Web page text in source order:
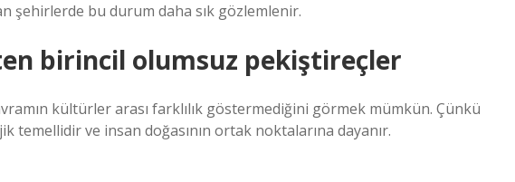
şehirlerde bu durum daha sık gözlemlenir.
birincil olumsuz pekiştireçler
kültürler arası farklılık göstermediğini görmek mümkün. Çünkü
ve insan doğasının ortak noktalarına dayanır.